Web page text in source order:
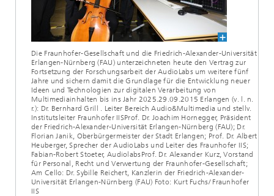
Die Fraunhofer-Gesellschaft und die Friedrich-Alexander-Universität
Erlangen-Nürnberg (FAU) unterzeichneten heute den Vertrag zur
Fortsetzung der Forschungsarbeit der AudioLabs um weitere fünf
Jahre und sichern damit die Grundlage für die Entwicklung neuer
Ideen und Technologien zur digitalen Verarbeitung von
Multimediainhalten bis ins Jahr 2025.29.09.2015 Erlangen (v. l. n.
r.): Dr. Bernhard Grill . Leiter Bereich Audio&Multimedia und stellv.
Institutsleiter Fraunhofer IISProf. Dr. Joachim Hornegger, Präsident
der Friedrich-Alexander-Universität Erlangen-Nürnberg (FAU); Dr.
Florian Janik, Oberbürgermeister der Stadt Erlangen; Prof. Dr. Albert
Heuberger, Sprecher der AudioLabs und Leiter des Fraunhofer IIS;
Fabian-Robert Stoeter, AudiolabsProf. Dr. Alexander Kurz, Vorstand
für Personal, Recht und Verwertung der Fraunhofer-Gesellschaft;
Am Cello: Dr. Sybille Reichert, Kanzlerin der Friedrich-Alexander-
Universität Erlangen-Nürnberg (FAU) Foto: Kurt Fuchs/ Fraunhofer
IIS